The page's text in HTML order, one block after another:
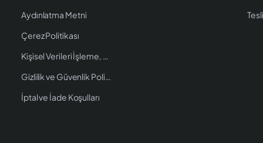
Aydınlatma Metni
Çerez Politikası
Kişisel Verileri İşleme, Saklama ve İmha Politikası
Gizlilik ve Güvenlik Politikası
İptal ve İade Koşulları